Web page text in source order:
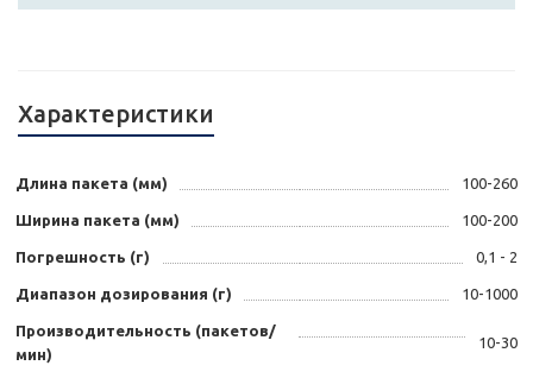
Характеристики
Длина пакета (мм) 100-260
Ширина пакета (мм) 100-200
Погрешность (г) 0,1 - 2
Диапазон дозирования (г) 10-1000
Производительность (пакетов/
мин)
10-30